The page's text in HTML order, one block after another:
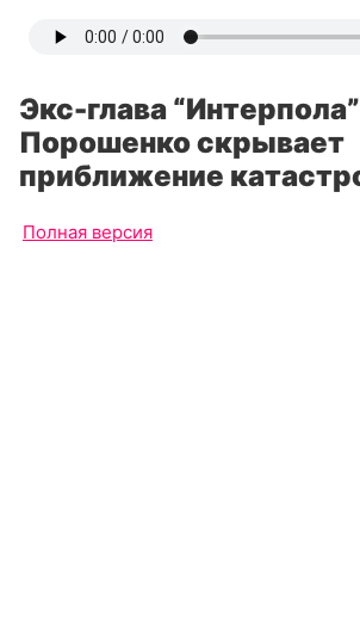
Экс-глава
Порошенко скрывает
приближение
Полная версия